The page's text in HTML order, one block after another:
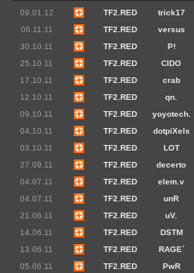
09.01.12 TF2.RED
trick17
06.11.11
TF2.RED
versus
30.10.11
TF2.RED
P!
25.10.11
TF2.RED
CIDO
17.10.11
TF2.RED
crab
12.10.11
TF2.RED
qn.
09.10.11
TF2.RED
yoyotech.
04.10.11
TF2.RED
dotpiXels
03.10.11
TF2.RED
LOT
27.09.11
TF2.RED
decerto
04.07.11
TF2.RED
elem.v
04.07.11
TF2.RED
unR
21.06.11
TF2.RED
uV.
14.06.11
TF2.RED
DSTM
13.06.11
TF2.RED
RAGE´
05.06.11
TF2.RED
PwR